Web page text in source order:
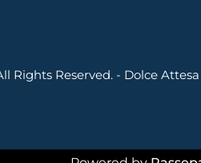
Rights Reserved. - Dolce Attesa